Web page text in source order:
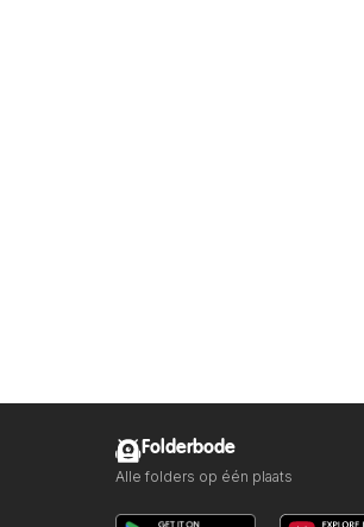
Folderbode
Alle folders op één plaats